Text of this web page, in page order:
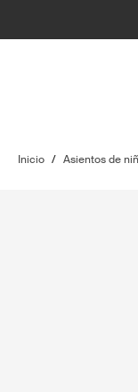
Inicio / Asientos de